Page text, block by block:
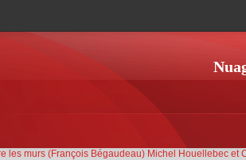
les murs (François Bégaudeau) Michel Houellebec et